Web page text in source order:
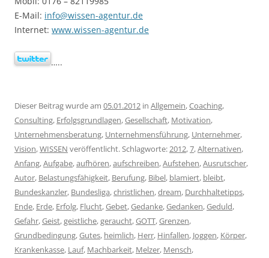
E-Mail: info@wissen-agentur.de
Internet: www.wissen-agentur.de
…..
Dieser Beitrag wurde am 05.01.2012 in Allgemein,Coaching,
Consulting, Erfolgsgrundlagen,Gesellschaft, Motivation,
Unternehmensberatung, Unternehmensführung, Unternehmer,
Vision,WISSEN veröffentlicht. Schlagworte:2012,7,Alternativen,
Anfang,Aufgabe,aufhören,aufschreiben,Aufstehen,Ausrutscher,
Autor, Belastungsfähigkeit, Berufung, Bibel, blamiert, bleibt,
Bundeskanzler, Bundesliga,christlichen,dream, Durchhaltetipps,
Ende, Erde, Erfolg, Flucht,Gebet,Gedanke,Gedanken,Geduld,
Gefahr,Geist,geistliche,geraucht,GOTT,Grenzen,
Grundbedingung,Gutes, heimlich, Herr, Hinfallen, Joggen, Körper,
Krankenkasse, Lauf, Machbarkeit, Melzer, Mensch,